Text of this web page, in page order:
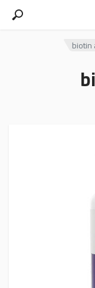
biotin